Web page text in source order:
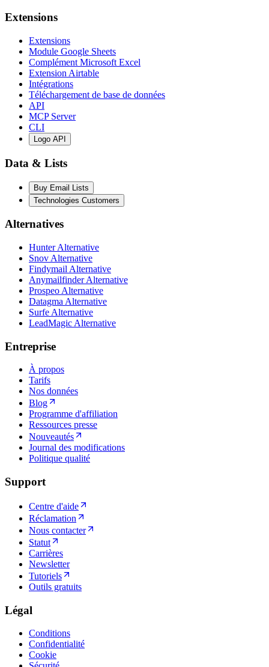
Extensions
Extensions
Module Google Sheets
Complément Microsoft Excel
Extension Airtable
Intégrations
Téléchargement de base de données
API
MCP Server
CLI
Logo API
Data & Lists
Buy Email Lists
Technologies Customers
Alternatives
Hunter Alternative
Snov Alternative
Findymail Alternative
Anymailfinder Alternative
Prospeo Alternative
Datagma Alternative
Surfe Alternative
LeadMagic Alternative
Entreprise
À propos
Tarifs
Nos données
Blog
Programme d'affiliation
Ressources presse
Nouveautés
Journal des modifications
Politique qualité
Support
Centre d'aide
Réclamation
Nous contacter
Statut
Carrières
Newsletter
Tutoriels
Outils gratuits
Légal
Conditions
Confidentialité
Cookie